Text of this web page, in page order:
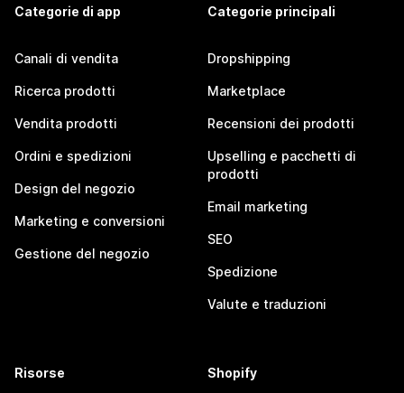
Categorie di app
Canali di vendita
Ricerca prodotti
Vendita prodotti
Ordini e spedizioni
Design del negozio
Marketing e conversioni
Gestione del negozio
Categorie principali
Dropshipping
Marketplace
Recensioni dei prodotti
Upselling e pacchetti di
prodotti
Email marketing
SEO
Spedizione
Valute e traduzioni
Risorse Shopify